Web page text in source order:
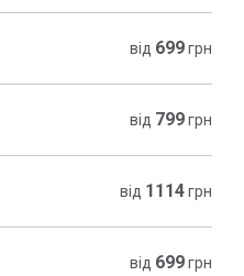
від 699грн
від 799грн
від 1114грн
від 699грн